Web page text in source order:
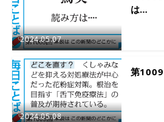
2024.05.07
は…
2024.05.08
第